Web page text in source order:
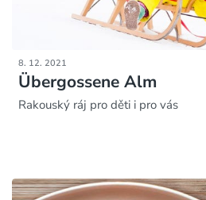
8. 12. 2021
Übergossene Alm
Rakouský ráj pro děti i pro vás